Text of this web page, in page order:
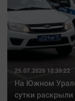
25.07.2026 10:39:22
На Южном
сутки раскрыли